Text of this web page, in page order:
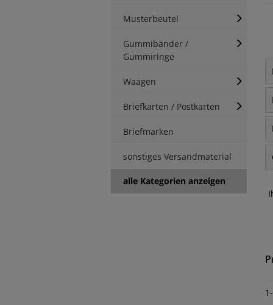
Musterbeutel
Gummibänder /
Gummiringe
Waagen
Briefkarten / Postkarten
Briefmarken
sonstiges Versandmaterial
alle Kategorien anzeigen